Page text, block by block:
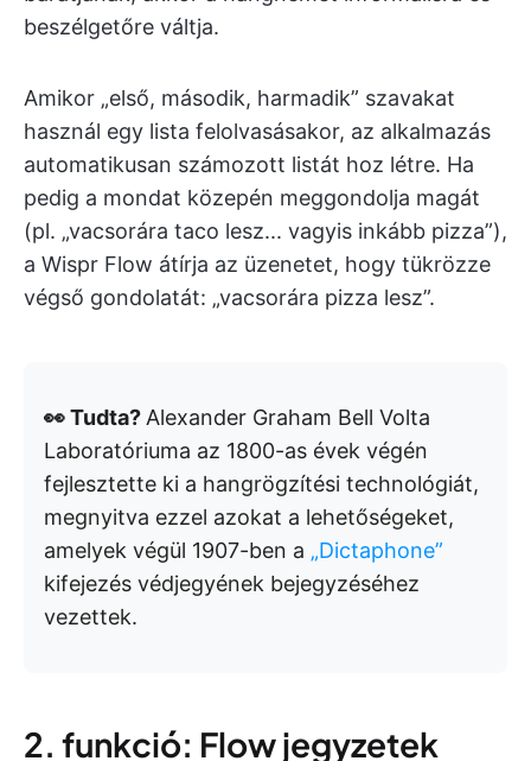
beszélgetőre váltja.
Amikor „első, második, harmadik” szavakat
használ egy lista felolvasásakor, az alkalmazás
automatikusan számozott listát hoz létre. Ha
pedig a mondat közepén meggondolja magát
(pl. „vacsorára taco lesz... vagyis inkább pizza”),
a Wispr Flow átírja az üzenetet, hogy tükrözze
végső gondolatát: „vacsorára pizza lesz”.
👀 Tudta? Alexander Graham Bell Volta
Laboratóriuma az 1800-as évek végén
fejlesztette ki a hangrögzítési technológiát,
megnyitva ezzel azokat a lehetőségeket,
amelyek végül 1907-ben a „Dictaphone”
kifejezés védjegyének bejegyzéséhez
vezettek.
2. funkció: Flow jegyzetek